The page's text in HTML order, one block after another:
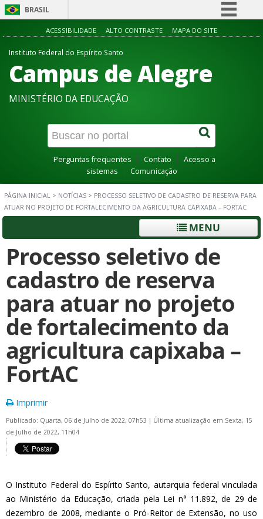
BRASIL
Simplifique!
Acesso à informação
Canais
ACESSIBILIDADE ALTO CONTRASTE MAPA DO SITE
Instituto Federal do Espírito Santo
Campus de Alegre
MINISTÉRIO DA EDUCAÇÃO
Perguntas frequentes Contato
Acesso a
sistemas
Comunicação
PÁGINA INICIAL > NOTÍCIAS > PROCESSO SELETIVO DE CADASTRO DE RESERVA PARA
ATUAR NO PROJETO DE FORTALECIMENTO DA AGRICULTURA CAPIXABA – FORTAC
MENU
Processo seletivo de
cadastro de reserva
para atuar no projeto
de fortalecimento da
agricultura capixaba –
FortAC
Imprimir
Publicado: Quarta, 06 de Julho de 2022, 07h53 | Última atualização em Sexta, 15
de Julho de 2022, 11h04
O Instituto Federal do Espírito Santo, autarquia federal vinculada
ao Ministério da Educação, criada pela Lei n° 11.892, de 29 de
dezembro de 2008, mediante o Pró-Reitor de Extensão, no uso